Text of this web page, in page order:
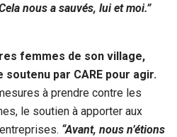
nous a sauvés, lui et moi.”
femmes de son village,
par CARE pour agir.
à prendre contre les
le soutien à apporter aux
“Avant, nous n’étions